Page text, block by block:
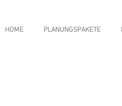
HOME PLANUNGSPAKETE